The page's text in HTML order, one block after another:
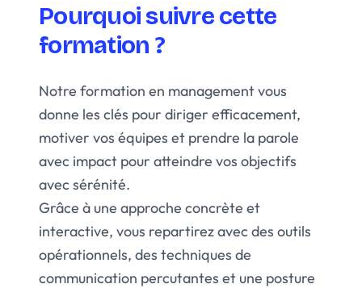
Pourquoi suivre cette
formation ?
Notre formation en management vous
donne les clés pour diriger efficacement,
motiver vos équipes et prendre la parole
avec impact pour atteindre vos objectifs
avec sérénité.
Grâce à une approche concrète et
interactive, vous repartirez avec des outils
opérationnels, des techniques de
communication percutantes et une posture